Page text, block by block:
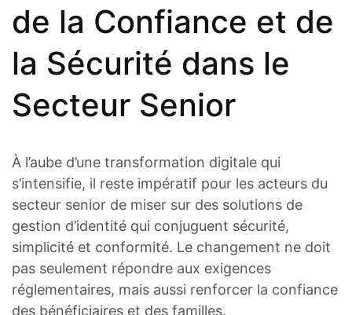
de la Confiance et de
la Sécurité dans le
Secteur Senior
À l’aube d’une transformation digitale qui
s’intensifie, il reste impératif pour les acteurs du
secteur senior de miser sur des solutions de
gestion d’identité qui conjuguent sécurité,
simplicité et conformité. Le changement ne doit
pas seulement répondre aux exigences
réglementaires, mais aussi renforcer la confiance
des bénéficiaires et des familles.